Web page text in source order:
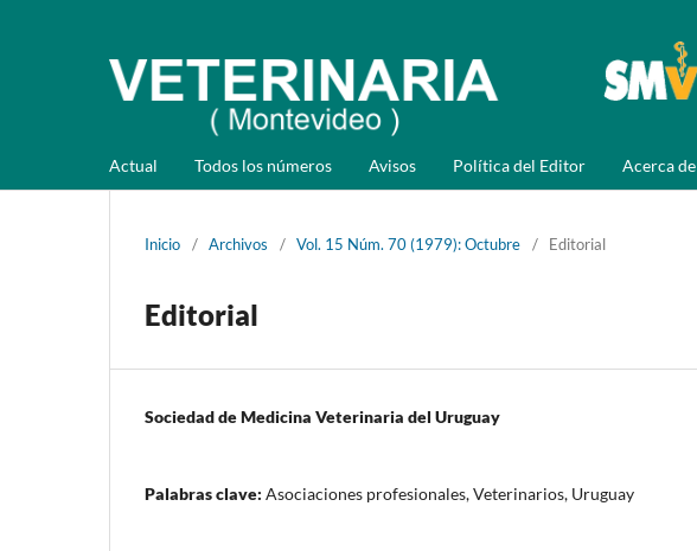
Actual Todos los números Avisos Política del Editor Acerca de
Inicio / Archivos / Vol. 15 Núm. 70 (1979): Octubre / Editorial
Editorial
Sociedad de Medicina Veterinaria del Uruguay
Palabras clave: Asociaciones profesionales, Veterinarios, Uruguay